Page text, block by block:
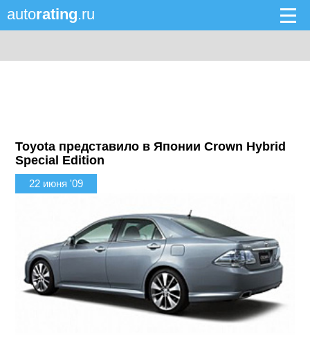
autorating.ru
Toyota представило в Японии Crown Hybrid
Special Edition
22 июня '09